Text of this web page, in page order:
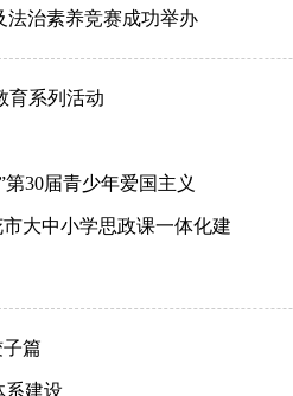
法治素养竞赛成功举办
育系列活动
30届青少年爱国主义
大中小学思政课一体化建
篇
系建设